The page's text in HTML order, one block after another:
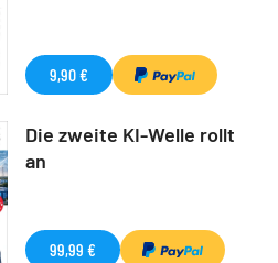
9,90 €
Die zweite KI-Welle rollt
an
99,99 €